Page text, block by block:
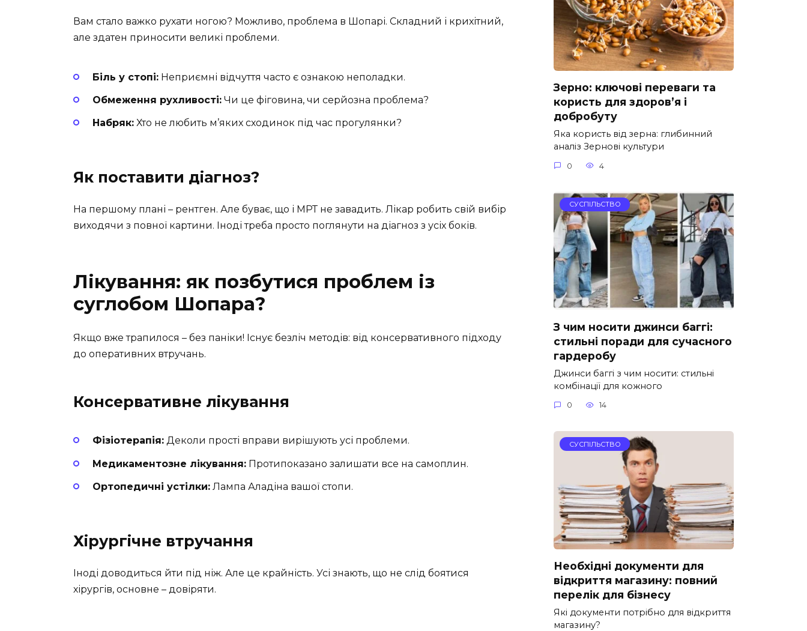
Вам стало важко рухати ногою? Можливо, проблема в Шопарі. Складний і крихітний,
але здатен приносити великі проблеми.
Біль у стопі: Неприємні відчуття часто є ознакою неполадки.
Обмеження рухливості: Чи це фіговина, чи серйозна проблема?
Набряк: Хто не любить м’яких сходинок під час прогулянки?
Як поставити діагноз?
На першому плані – рентген. Але буває, що і МРТ не завадить. Лікар робить свій вибір
виходячи з повної картини. Іноді треба просто поглянути на діагноз з усіх боків.
Лікування: як позбутися проблем із
суглобом Шопара?
Якщо вже трапилося – без паніки! Існує безліч методів: від консервативного підходу
до оперативних втручань.
Консервативне лікування
Фізіотерапія: Деколи прості вправи вирішують усі проблеми.
Медикаментозне лікування: Протипоказано залишати все на самоплин.
Ортопедичні устілки: Лампа Аладіна вашої стопи.
Хірургічне втручання
Іноді доводиться йти під ніж. Але це крайність. Усі знають, що не слід боятися
хірургів, основне – довіряти.
Зерно: ключові переваги та
користь для здоров’я і
добробуту
Яка користь від зерна: глибинний
аналіз Зернові культури
0 4
СУСПІЛЬСТВО
З чим носити джинси баггі:
стильні поради для сучасного
гардеробу
Джинси баггі з чим носити: стильні
комбінації для кожного
0 14
СУСПІЛЬСТВО
Необхідні документи для
відкриття магазину: повний
перелік для бізнесу
Які документи потрібно для відкриття
магазину?